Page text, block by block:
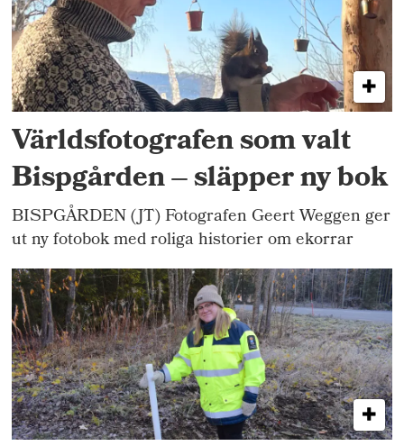
Världsfotografen som valt
Bispgården – släpper ny bok
BISPGÅRDEN (JT) Fotografen Geert Weggen ger
ut ny fotobok med roliga historier om ekorrar